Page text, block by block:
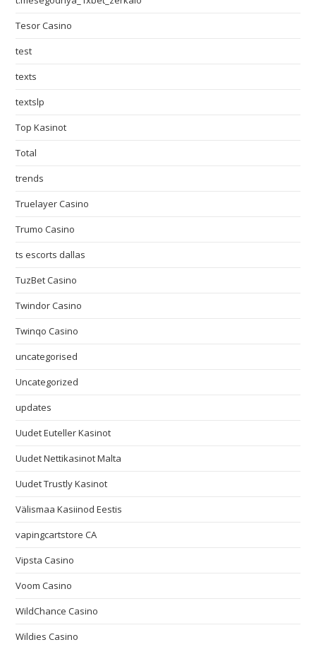
Tesor Casino
test
texts
textslp
Top Kasinot
Total
trends
Truelayer Casino
Trumo Casino
ts escorts dallas
TuzBet Casino
Twindor Casino
Twinqo Casino
uncategorised
Uncategorized
updates
Uudet Euteller Kasinot
Uudet Nettikasinot Malta
Uudet Trustly Kasinot
Välismaa Kasiinod Eestis
vapingcartstore CA
Vipsta Casino
Voom Casino
WildChance Casino
Wildies Casino